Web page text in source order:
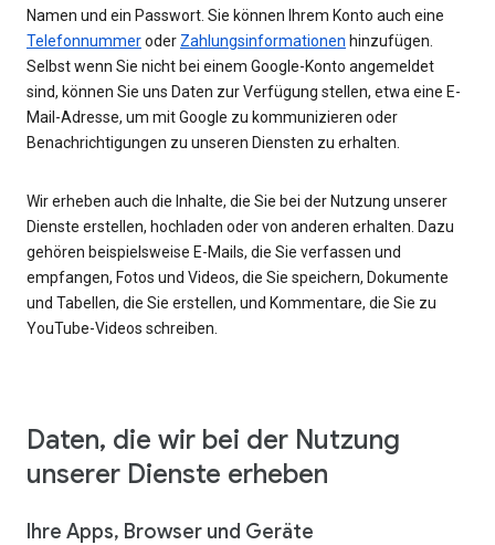
Namen und ein Passwort. Sie können Ihrem Konto auch eine
Telefonnummeroder Zahlungsinformationen hinzufügen.
Selbst wenn Sie nicht bei einem Google-Konto angemeldet
sind, können Sie uns Daten zur Verfügung stellen, etwa eine E-
Mail-Adresse, um mit Google zu kommunizieren oder
Benachrichtigungen zu unseren Diensten zu erhalten.
Wir erheben auch die Inhalte, die Sie bei der Nutzung unserer
Dienste erstellen, hochladen oder von anderen erhalten. Dazu
gehören beispielsweise E-Mails, die Sie verfassen und
empfangen, Fotos und Videos, die Sie speichern, Dokumente
und Tabellen, die Sie erstellen, und Kommentare, die Sie zu
YouTube-Videos schreiben.
Daten, die wir bei der Nutzung
unserer Dienste erheben
Ihre Apps, Browser und Geräte